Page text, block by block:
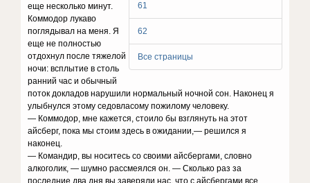
61
62
Все страницы
еще несколько минут.
Коммодор лукаво
поглядывал на меня. Я
еще не полностью
отдохнул после тяжелой
ночи: всплытие в столь
ранний час и обычный
поток докладов нарушили нормальный ночной сон. Наконец я
улыбнулся этому седовласому пожилому человеку.
— Коммодор, мне кажется, стоило бы взглянуть на этот
айсберг, пока мы стоим здесь в ожидании,— решился я
наконец.
— Командир, вы носитесь со своими айсбергами, словно
алкоголик, — шумно рассмеялся он. — Сколько раз за
последние два дня вы заверяли нас, что с айсбергами все